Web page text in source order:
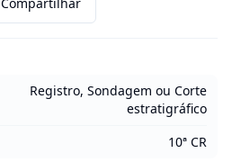
Registro, Sondagem ou Corte
estratigráfico
10ª CR